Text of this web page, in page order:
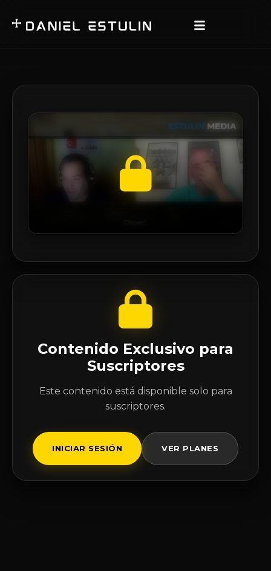
Contenido Exclusivo para
Suscriptores
Este contenido está disponible solo para
suscriptores.
INICIAR SESIÓN VER PLANES